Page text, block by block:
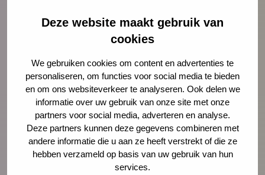
Deze website maakt gebruik van
cookies
We gebruiken cookies om content en advertenties te
personaliseren, om functies voor social media te bieden
en om ons websiteverkeer te analyseren. Ook delen we
informatie over uw gebruik van onze site met onze
partners voor social media, adverteren en analyse.
Deze partners kunnen deze gegevens combineren met
andere informatie die u aan ze heeft verstrekt of die ze
hebben verzameld op basis van uw gebruik van hun
services.
Lees meer over Ellen-Joan Wessels
" " geeft vereiste velden aan
Naam *
E-mailadres *